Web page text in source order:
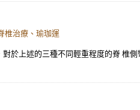
椎治療、瑜珈運
於上述的三種不同輕重程度的脊 椎